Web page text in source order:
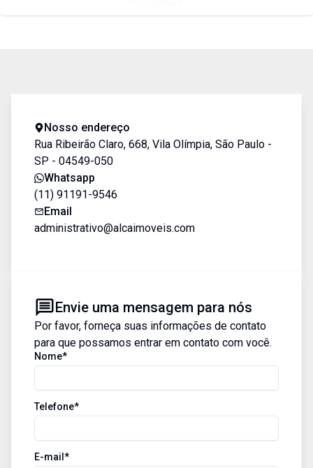
Nosso endereço
Rua Ribeirão Claro, 668, Vila Olímpia, São Paulo -
SP - 04549-050
Whatsapp
(11) 91191-9546
Email
administrativo@alcaimoveis.com
Envie uma mensagem para nós
Por favor, forneça suas informações de contato
para que possamos entrar em contato com você.
Nome*
Telefone*
E-mail*